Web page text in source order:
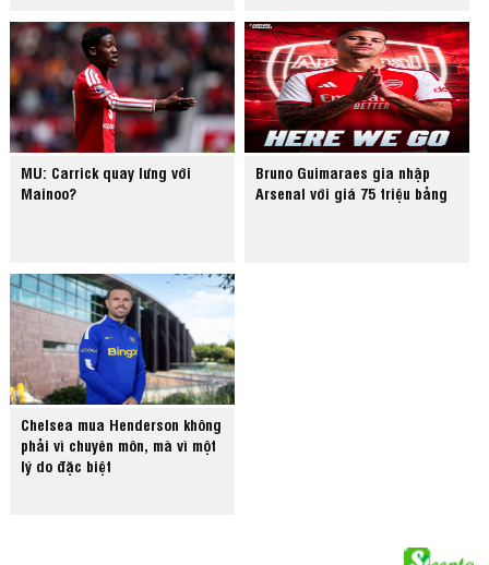
MU: Carrick quay lưng với
Mainoo?
Bruno Guimaraes gia nhập
Arsenal với giá 75 triệu bảng
Chelsea mua Henderson không
phải vì chuyên môn, mà vì một
lý do đặc biệt